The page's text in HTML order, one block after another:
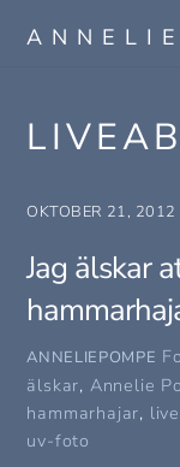
OKTOBER 21, 2012
Jag älskar
ANNELIEPOMPE
älskar, Annelie
hammarhajar,
uv-foto